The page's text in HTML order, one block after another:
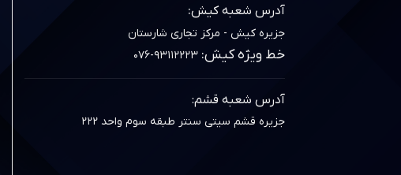
آدرس شعبه کیش:
جزیره کیش - مرکز تجاری شارستان
خط ویژه کیش: ۰۷۶-۹۳۱۱۲۲۲۳
آدرس شعبه قشم:
جزیره قشم سیتی سنتر طبقه سوم واحد ۲۲۲